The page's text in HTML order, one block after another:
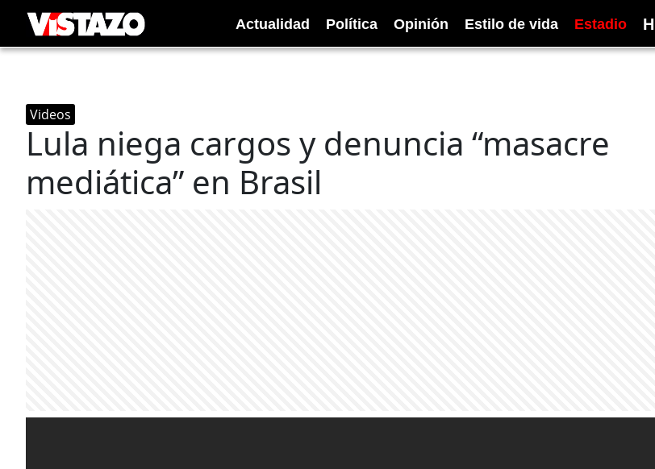
Actualidad Política Opinión Estilo de vida Estadio H
Videos
Lula niega cargos y denuncia “masacre
mediática” en Brasil